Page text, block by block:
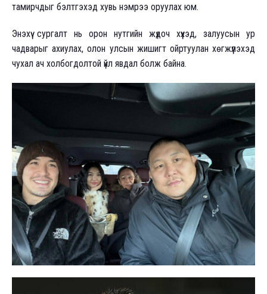
тамирчдыг бэлтгэхэд хувь нэмрээ оруулах юм.
Энэхүү сургалт нь орон нутгийн жүдоч хүүхэд, залуусын ур
чадварыг ахиулах, олон улсын жишигт ойртуулан хөгжүүлэхэд
чухал ач холбогдолтой үйл явдал болж байна.